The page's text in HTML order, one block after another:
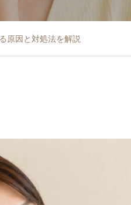
原因と対処法を解説